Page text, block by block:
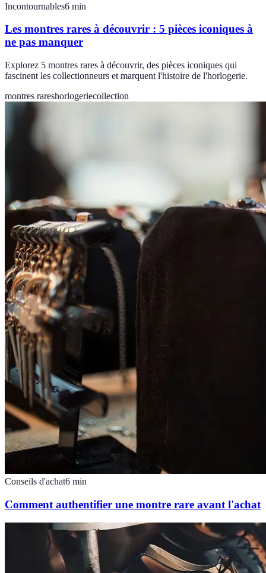
Incontournables6 min
Les montres rares à découvrir : 5 pièces iconiques à
ne pas manquer
Explorez 5 montres rares à découvrir, des pièces iconiques qui
fascinent les collectionneurs et marquent l'histoire de l'horlogerie.
montres rareshorlogeriecollection
Conseils d'achat6 min
Comment authentifier une montre rare avant l'achat